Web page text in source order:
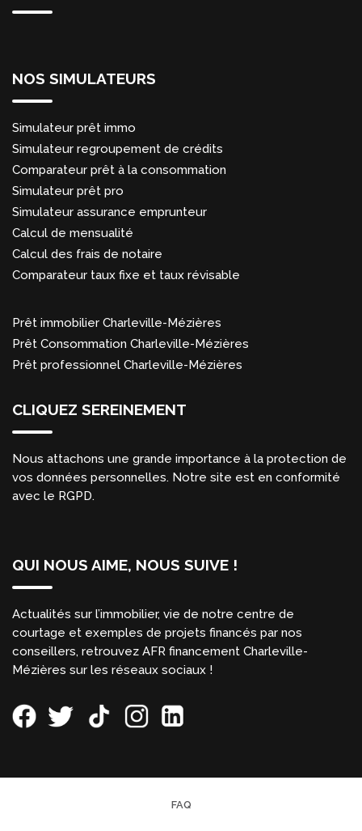
NOS SIMULATEURS
Simulateur prêt immo
Simulateur regroupement de crédits
Comparateur prêt à la consommation
Simulateur prêt pro
Simulateur assurance emprunteur
Calcul de mensualité
Calcul des frais de notaire
Comparateur taux fixe et taux révisable
Prêt immobilier Charleville-Mézières
Prêt Consommation Charleville-Mézières
Prêt professionnel Charleville-Mézières
CLIQUEZ SEREINEMENT
Nous attachons une grande importance à la protection de
vos données personnelles. Notre site est en conformité
avec le RGPD.
QUI NOUS AIME, NOUS SUIVE !
Actualités sur l’immobilier, vie de notre centre de
courtage et exemples de projets financés par nos
conseillers, retrouvez AFR financement Charleville-
Mézières sur les réseaux sociaux !
FAQ